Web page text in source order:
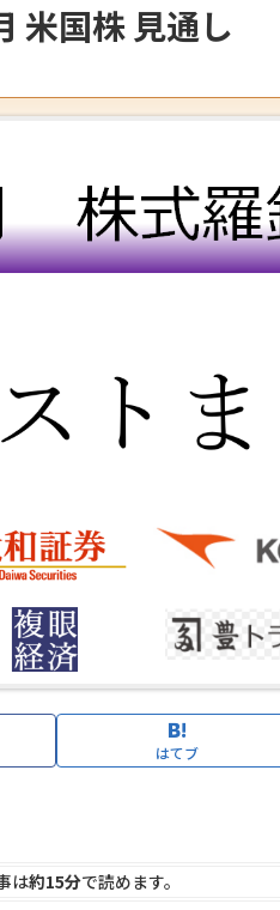
米国株 見通し
はてブ
は約15分で読めます。